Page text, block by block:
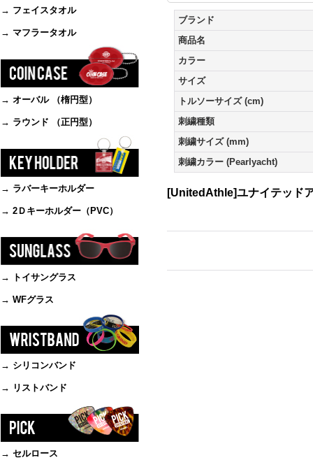
→ フェイスタオル
→ マフラータオル
→ オーバル （楕円型）
→ ラウンド （正円型）
→ ラバーキーホルダー
→ 2Ｄキーホルダー（PVC）
→ トイサングラス
→ WFグラス
→ シリコンバンド
→ リストバンド
→ セルロース
ブランド
商品名
カラー
サイズ
トルソーサイズ (cm)
刺繍種類
刺繍サイズ (mm)
刺繍カラー (Pearlyacht)
[UnitedAthle]ユナイテッド